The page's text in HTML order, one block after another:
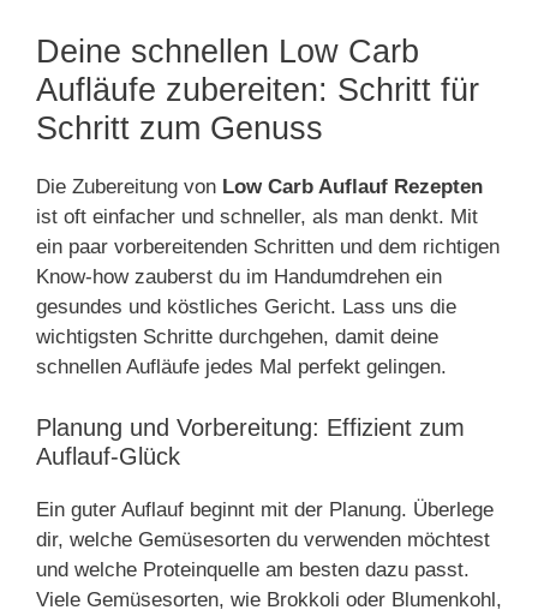
Deine schnellen Low Carb
Aufläufe zubereiten: Schritt für
Schritt zum Genuss
Die Zubereitung von Low Carb Auflauf Rezepten
ist oft einfacher und schneller, als man denkt. Mit
ein paar vorbereitenden Schritten und dem richtigen
Know-how zauberst du im Handumdrehen ein
gesundes und köstliches Gericht. Lass uns die
wichtigsten Schritte durchgehen, damit deine
schnellen Aufläufe jedes Mal perfekt gelingen.
Planung und Vorbereitung: Effizient zum
Auflauf-Glück
Ein guter Auflauf beginnt mit der Planung. Überlege
dir, welche Gemüsesorten du verwenden möchtest
und welche Proteinquelle am besten dazu passt.
Viele Gemüsesorten, wie Brokkoli oder Blumenkohl,